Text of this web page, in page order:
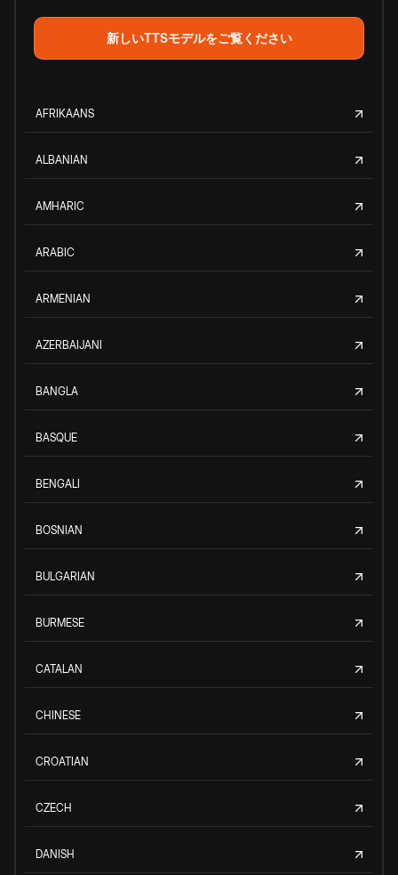
新しいTTSモデルをご覧ください
AFRIKAANS
ALBANIAN
AMHARIC
ARABIC
ARMENIAN
AZERBAIJANI
BANGLA
BASQUE
BENGALI
BOSNIAN
BULGARIAN
BURMESE
CATALAN
CHINESE
CROATIAN
CZECH
DANISH